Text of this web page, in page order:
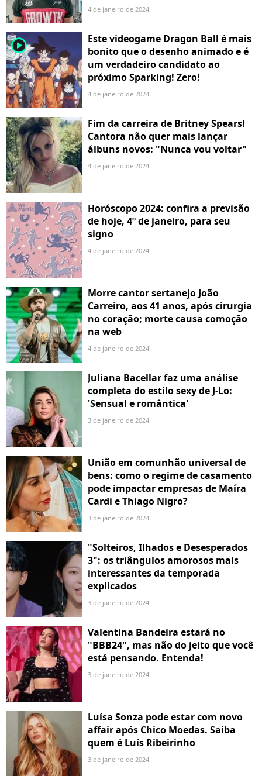
4 de janeiro de 2024
player2
Este videogame Dragon Ball é mais
bonito que o desenho animado e é
um verdadeiro candidato ao
próximo Sparking! Zero!
4 de janeiro de 2024
Fim da carreira de Britney Spears!
Cantora não quer mais lançar
álbuns novos: "Nunca vou voltar"
4 de janeiro de 2024
Horóscopo 2024: confira a previsão
de hoje, 4º de janeiro, para seu
signo
4 de janeiro de 2024
Morre cantor sertanejo João
Carreiro, aos 41 anos, após cirurgia
no coração; morte causa comoção
na web
4 de janeiro de 2024
Juliana Bacellar faz uma análise
completa do estilo sexy de J-Lo:
'Sensual e romântica'
3 de janeiro de 2024
União em comunhão universal de
bens: como o regime de casamento
pode impactar empresas de Maíra
Cardi e Thiago Nigro?
3 de janeiro de 2024
"Solteiros, Ilhados e Desesperados
3": os triângulos amorosos mais
interessantes da temporada
explicados
3 de janeiro de 2024
Valentina Bandeira estará no
"BBB24", mas não do jeito que você
está pensando. Entenda!
3 de janeiro de 2024
Luísa Sonza pode estar com novo
affair após Chico Moedas. Saiba
quem é Luís Ribeirinho
3 de janeiro de 2024